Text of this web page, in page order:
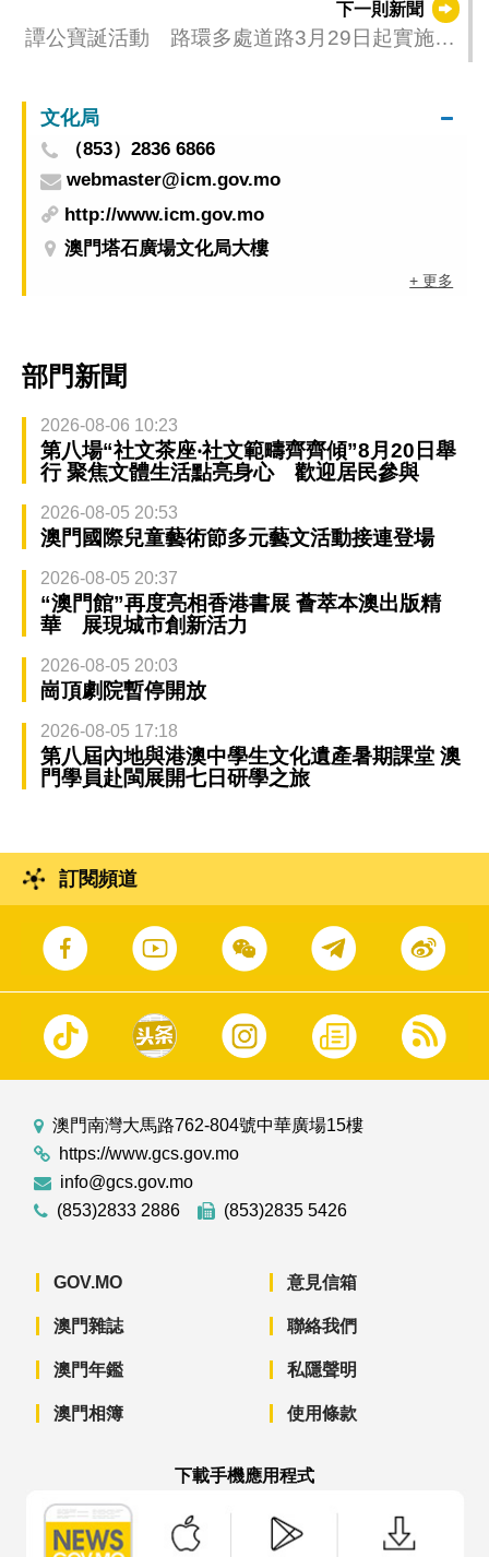
下一則新聞
譚公寶誕活動 路環多處道路3月29日起實施臨
文化局
（853）2836 6866
webmaster@icm.gov.mo
http://www.icm.gov.mo
澳門塔石廣場文化局大樓
+ 更多
部門新聞
2026-08-06 10:23
第八場“社文茶座‧社文範疇齊齊傾”8月20日舉
行 聚焦文體生活點亮身心 歡迎居民參與
2026-08-05 20:53
澳門國際兒童藝術節多元藝文活動接連登場
2026-08-05 20:37
“澳門館”再度亮相香港書展 薈萃本澳出版精
華 展現城市創新活力
2026-08-05 20:03
崗頂劇院暫停開放
2026-08-05 17:18
第八屆內地與港澳中學生文化遺產暑期課堂 澳
門學員赴閩展開七日研學之旅
訂閱頻道
澳門南灣大馬路762-804號中華廣場15樓
https://www.gcs.gov.mo
info@gcs.gov.mo
(853)2833 2886
(853)2835 5426
GOV.MO
澳門雜誌
澳門年鑑
澳門相簿
意見信箱
聯絡我們
私隱聲明
使用條款
下載手機應用程式